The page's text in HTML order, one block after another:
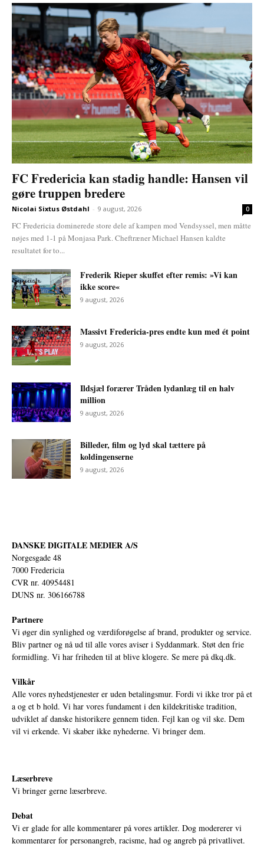
FC Fredericia kan stadig handle: Hansen vil
gøre truppen bredere
Nicolai Sixtus Østdahl - 9 august, 2026 0
FC Fredericia dominerede store dele af kampen mod Vendsyssel, men måtte
nøjes med 1-1 på Monjasa Park. Cheftræner Michael Hansen kaldte
resultatet for to...
Frederik Rieper skuffet efter remis: »Vi kan
ikke score«
9 august, 2026
Massivt Fredericia-pres endte kun med ét point
9 august, 2026
Ildsjæl forærer Tråden lydanlæg til en halv
million
9 august, 2026
Billeder, film og lyd skal tættere på
koldingenserne
9 august, 2026
DANSKE DIGITALE MEDIER A/S
Norgesgade 48
7000 Fredericia
CVR nr. 40954481
DUNS nr. 306166788
Partnere
Vi øger din synlighed og værdiforøgelse af brand, produkter og service.
Bliv partner og nå ud til alle vores aviser i Syddanmark. Støt den frie
formidling. Vi har friheden til at blive klogere. Se mere på dkq.dk.
Vilkår
Alle vores nyhedstjenester er uden betalingsmur. Fordi vi ikke tror på et
a og et b hold. Vi har vores fundament i den kildekritiske tradition,
udviklet af danske historikere gennem tiden. Fejl kan og vil ske. Dem
vil vi erkende. Vi skaber ikke nyhederne. Vi bringer dem.
Læserbreve
Vi bringer gerne læserbreve.
Debat
Vi er glade for alle kommentarer på vores artikler. Dog modererer vi
kommentarer for personangreb, racisme, had og angreb på privatlivet.